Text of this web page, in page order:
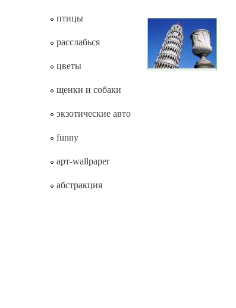
птицы
расслабься
цветы
щенки и собаки
экзотические авто
funny
арт-wallpaper
абстракция